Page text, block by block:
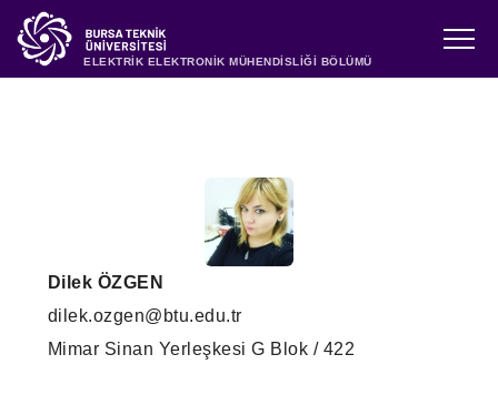
ELEKTRİK ELEKTRONİK MÜHENDİSLİĞİ BÖLÜMÜ
Dilek ÖZGEN
dilek.ozgen@btu.edu.tr
Mimar Sinan Yerleşkesi G Blok / 422